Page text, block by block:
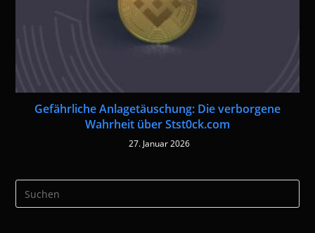
Gefährliche Anlagetäuschung: Die verborgene
Wahrheit über Stst0ck.com
27. Januar 2026